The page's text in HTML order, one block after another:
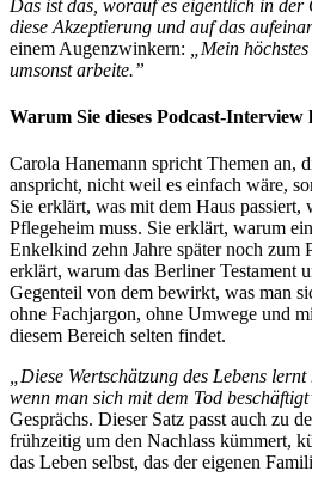
Das ist das, worauf es eigentlich in der
diese Akzeptierung und auf das
einem Augenzwinkern:
„Mein
umsonst arbeite.”
Warum Sie dieses Podcast-Interview
Carola Hanemann spricht Themen an,
anspricht, nicht weil es einfach wäre,
Sie erklärt, was mit dem Haus passiert,
Pflegeheim muss. Sie erklärt, warum
Enkelkind zehn Jahre später noch zum
erklärt, warum das Berliner Testament
Gegenteil von dem bewirkt, was man
ohne Fachjargon, ohne Umwege und
diesem Bereich selten findet.
„Diese Wertschätzung des Lebens
wenn man sich mit dem Tod
Gesprächs. Dieser Satz passt auch zu
frühzeitig um den Nachlass kümmert,
das Leben selbst, das der eigenen